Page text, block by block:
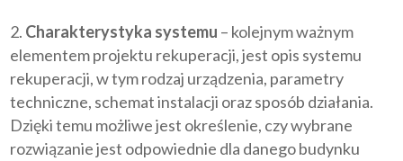
Charakterystyka systemu – kolejnym ważnym
elementem projektu rekuperacji, jest opis systemu
rekuperacji, w tym rodzaj urządzenia, parametry
techniczne, schemat instalacji oraz sposób działania.
Dzięki temu możliwe jest określenie, czy wybrane
rozwiązanie jest odpowiednie dla danego budynku